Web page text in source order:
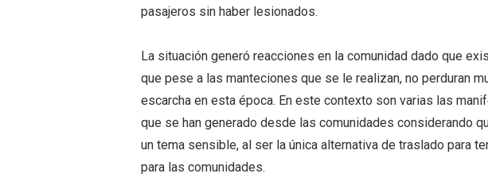
pasajeros sin haber lesionados.
La situación generó reacciones en la comunidad dado que
que pese a las manteciones que se le realizan, no perduran
escarcha en esta época. En este contexto son varias las
que se han generado desde las comunidades considerando
un tema sensible, al ser la única alternativa de traslado para
para las comunidades.